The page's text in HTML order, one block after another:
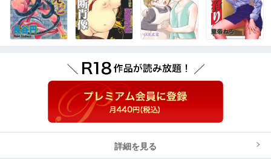
詳細を見る